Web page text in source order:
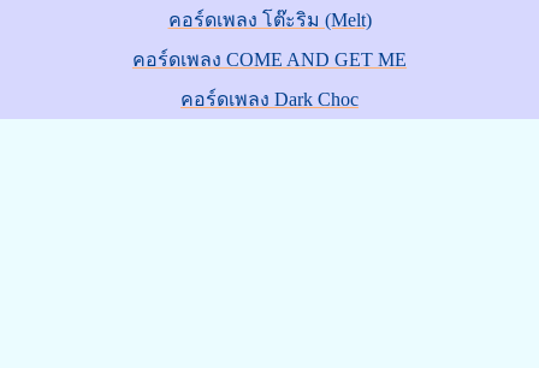
คอร์ดเพลง โต๊ะริม (Melt)
คอร์ดเพลง COME AND GET ME
คอร์ดเพลง Dark Choc